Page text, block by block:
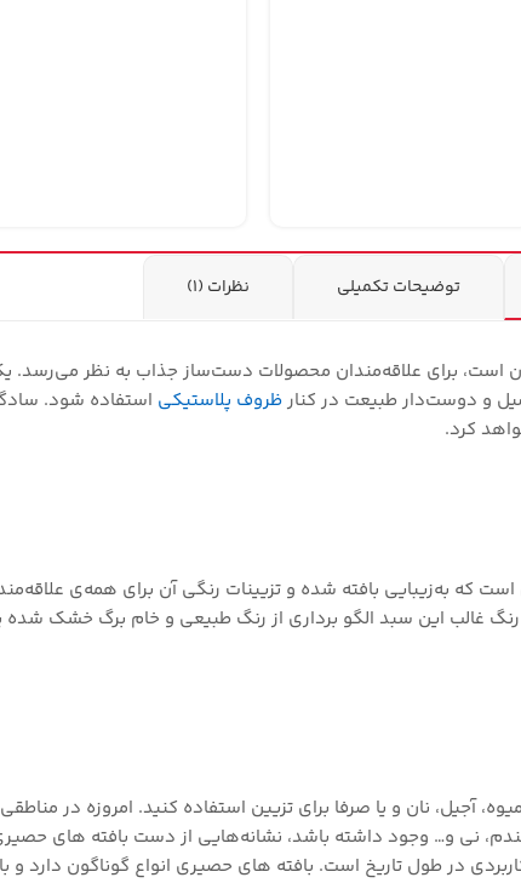
توضیحات تکمیلی نظرات (1)
برای علاقه‌مندان محصولات دست‌ساز جذاب به نظر می‌رسد.
و دوست‌دار طبیعت در کنارظروف پلاستیکی استفاده شود.
که به‌زیبایی بافته شده و تزیینات رنگی آن برای همه‌ی
غالب این سبد الگو برداری از رنگ طبیعی و خام برگ خشک‌
آجیل، نان و یا صرفا برای تزیین استفاده کنید. امروزه در
نی و… وجود داشته باشد، نشانه‌هایی از دست‌ بافته ‌های
در طول تاریخ است. بافته ‌های حصیری انواع گوناگون دارد و با